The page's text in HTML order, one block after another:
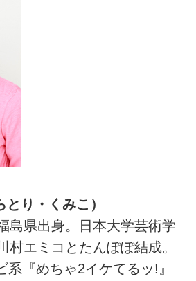
り・くみこ）
島県出身。日本大学芸術学
村エミコとたんぽぽ結成。
系『めちゃ2イケてるッ!』